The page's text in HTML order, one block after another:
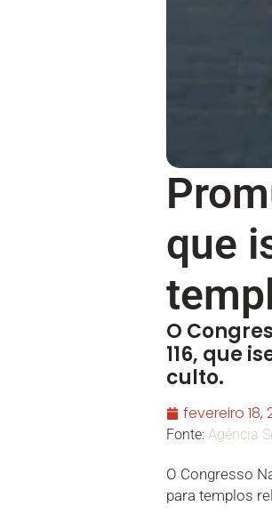
que
O
116, que
culto.
fevereiro 18,
Fonte: Agência
O Congresso
para templos